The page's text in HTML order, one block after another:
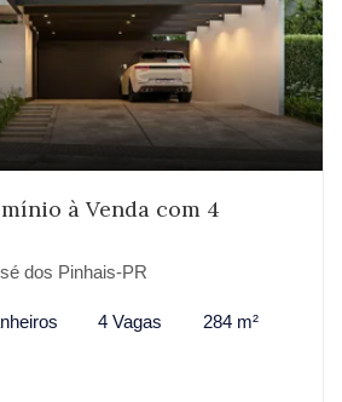
à Venda com 4
dos Pinhais-PR
4 Vagas 284 m²